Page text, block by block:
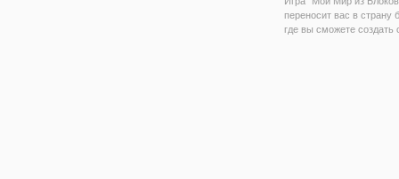
переносит вас в страну
где вы сможете создать